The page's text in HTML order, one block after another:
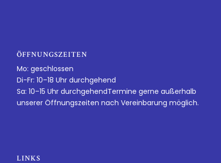
ÖFFNUNGSZEITEN
Mo: geschlossen
Di-Fr: 10–18 Uhr durchgehend
Sa: 10–15 Uhr durchgehendTermine gerne außerhalb
unserer Öffnungszeiten nach Vereinbarung möglich.
LINKS